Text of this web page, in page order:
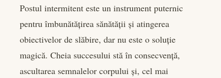
Postul intermitent este un instrument puternic
pentru îmbunătățirea sănătății și atingerea
obiectivelor de slăbire, dar nu este o soluție
magică. Cheia succesului stă în consecvență,
ascultarea semnalelor corpului și, cel mai